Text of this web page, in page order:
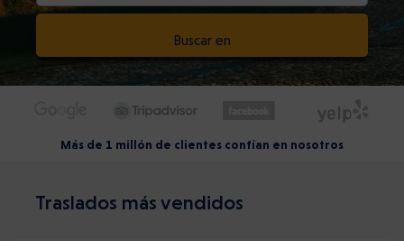
Buscar en
Más de 1 millón de clientes confían en nosotros
Traslados más vendidos